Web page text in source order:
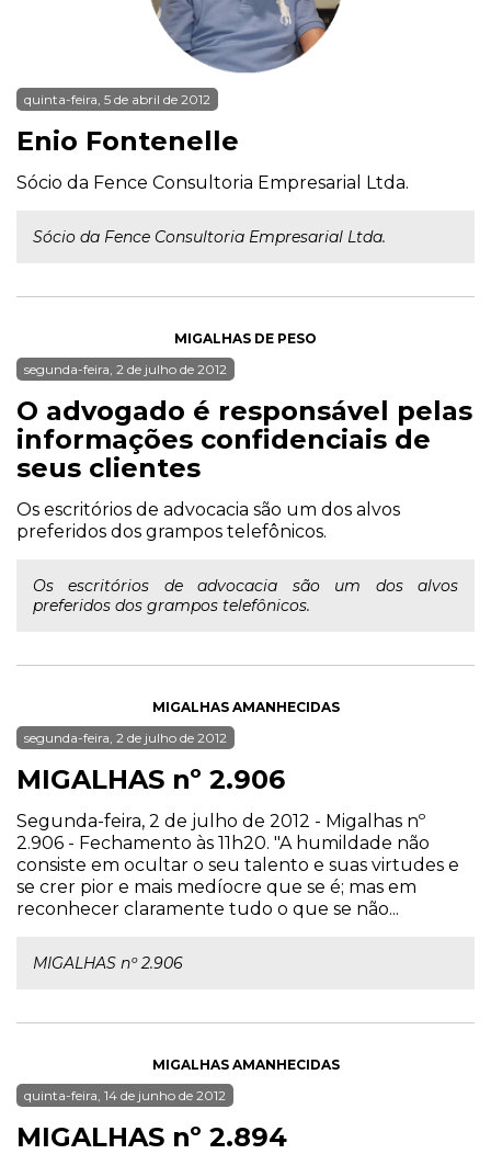
quinta-feira, 5 de abril de 2012
Enio Fontenelle
Sócio da Fence Consultoria Empresarial Ltda.
Sócio da Fence Consultoria Empresarial Ltda.
MIGALHAS DE PESO
segunda-feira, 2 de julho de 2012
O advogado é responsável pelas
informações confidenciais de
seus clientes
Os escritórios de advocacia são um dos alvos
preferidos dos grampos telefônicos.
Os escritórios de advocacia são um dos alvos
preferidos dos grampos telefônicos.
MIGALHAS AMANHECIDAS
segunda-feira, 2 de julho de 2012
MIGALHAS nº 2.906
Segunda-feira, 2 de julho de 2012 - Migalhas nº
2.906 - Fechamento às 11h20. "A humildade não
consiste em ocultar o seu talento e suas virtudes e
se crer pior e mais medíocre que se é; mas em
reconhecer claramente tudo o que se não...
MIGALHAS nº 2.906
MIGALHAS AMANHECIDAS
quinta-feira, 14 de junho de 2012
MIGALHAS nº 2.894